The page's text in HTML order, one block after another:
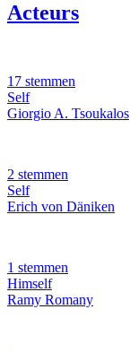
Acteurs
17 stemmen
Self
Giorgio A. Tsoukalos
2 stemmen
Self
Erich von Däniken
1 stemmen
Himself
Ramy Romany